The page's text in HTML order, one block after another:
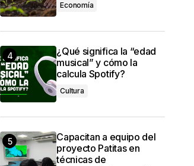
Economía
¿Qué significa la “edad
musical” y cómo la
calcula Spotify?
Cultura
Capacitan a equipo del
proyecto Patitas en
técnicas de